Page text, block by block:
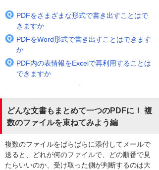
PDFをさまざまな形式で書き出すことはで
きますか
PDFをWord形式で書き出すことはできます
か
PDF内の表情報をExcelで再利用することは
できますか
どんな文書もまとめて一つのPDFに！ 複
数のファイルを束ねてみよう編
複数のファイルをばらばらに添付してメールで
送ると、どれが何のファイルで、どの順番で見
たらいいのか、受け取った側が判断するのは大